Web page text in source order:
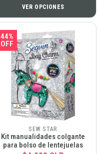
VER OPCIONES
44%
OFF
SEW STAR
Kit manualidades colgante
para bolso de lentejuelas